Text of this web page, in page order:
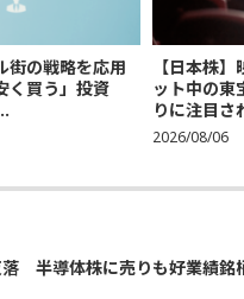
街の戦略を応用
く買う」投資
【日本株
ット中の東
りに注目さ
2026/08/06
落 半導体株に売りも好業績銘